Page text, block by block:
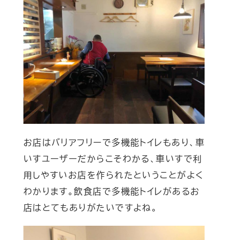
お店はバリアフリーで多機能トイレもあり、車
いすユーザーだからこそわかる、車いすで利
用しやすいお店を作られたということがよく
わかります。飲食店で多機能トイレがあるお
店はとてもありがたいですよね。